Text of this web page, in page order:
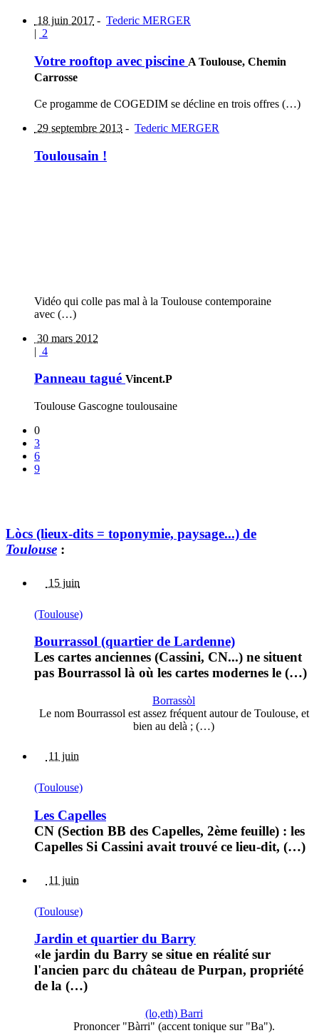
18 juin 2017 - Tederic MERGER
| 2
Votre rooftop avec piscine A Toulouse, Chemin
Carrosse
Ce progamme de COGEDIM se décline en trois offres (…)
29 septembre 2013 - Tederic MERGER
Toulousain !
Vidéo qui colle pas mal à la Toulouse contemporaine
avec (…)
30 mars 2012
| 4
Panneau tagué Vincent.P
Toulouse Gascogne toulousaine
0
3
6
9
Lòcs (lieux-dits = toponymie, paysage...) de
Toulouse :
15 juin
(Toulouse)
Bourrassol (quartier de Lardenne)
Les cartes anciennes (Cassini, CN...) ne situent
pas Bourrassol là où les cartes modernes le (…)
Borrassòl
Le nom Bourrassol est assez fréquent autour de Toulouse, et
bien au delà ; (…)
11 juin
(Toulouse)
Les Capelles
CN (Section BB des Capelles, 2ème feuille) : les
Capelles Si Cassini avait trouvé ce lieu-dit, (…)
11 juin
(Toulouse)
Jardin et quartier du Barry
«le jardin du Barry se situe en réalité sur
l'ancien parc du château de Purpan, propriété
de la (…)
(lo,eth) Barri
Prononcer "Bàrri" (accent tonique sur "Ba").